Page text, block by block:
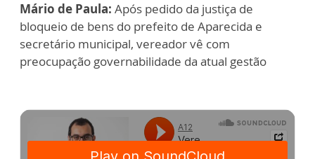
Mário de Paula: Após pedido da justiça de
bloqueio de bens do prefeito de Aparecida e
secretário municipal, vereador vê com
preocupação governabilidade da atual gestão